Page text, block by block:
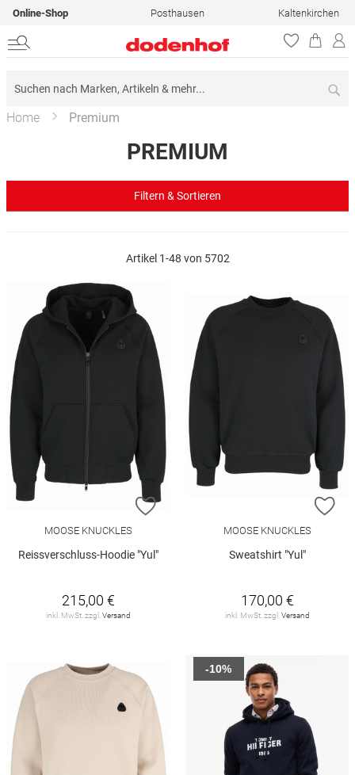
Online-Shop Posthausen Kaltenkirchen
Home Premium
PREMIUM
Artikel 1-48 von 5702
ZUR WUNSCHLISTE HINZUFÜGEN
MOOSE KNUCKLES
Reissverschluss-Hoodie "Yul"
215,00 €
inkl. MwSt. zzgl. Versand
MOOSE KNUCKLES
Sweatshirt "Yul"
170,00 €
inkl. MwSt. zzgl. Versand
-10%
Filtern & Sortieren